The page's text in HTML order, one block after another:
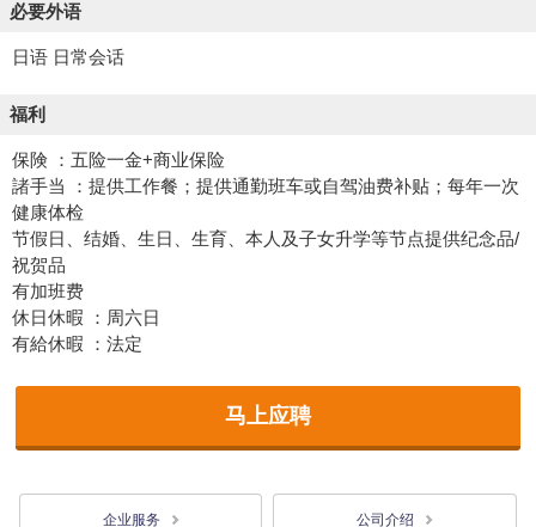
必要外语
日语 日常会话
福利
保険 ：五险一金+商业保险
諸手当 ：提供工作餐；提供通勤班车或自驾油费补贴；每年一次
健康体检
节假日、结婚、生日、生育、本人及子女升学等节点提供纪念品/
祝贺品
有加班费
休日休暇 ：周六日
有給休暇 ：法定
马上应聘
企业服务 公司介绍